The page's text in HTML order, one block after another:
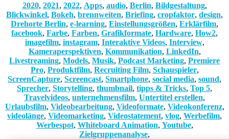
2020, 2021, 2022, Apps, audio, Berlin, Bildgestaltung,
Blickwinkel, Bokeh, brennweiten, Briefing, cropfaktor, design,
Drehorte Berlin, e-learning, Einstellungsgrößen, Erklärfilm,
facebook, Farbe, Farben, Grafikformate, Hardware, How2,
imagefilm, instagram, Interaktive Videos, Interview,
Kameraperspektiven, Kommunikation, LinkedIn,
Livestreaming, Models, Musik, Podcast Marketing, Premiere
Pro, Produktfilm, Recruiting Film, Schauspieler,
ScreenCapture, Screencast, Smartphone, social media, sound,
Sprecher, Storytelling, thumbnail, tipps & Tricks, Top 5,
Travelvideos, unternehmensfilm, Untertitel erstellen,
Urlaubsfilm, Videobearbeitung, Videoformate, Videokonferenz,
videolänge, Videomarketing, Videostatement, vlog, Werbefilm,
Werbespot, Whiteboard Animation, Youtube,
Zielgruppenanalyse,